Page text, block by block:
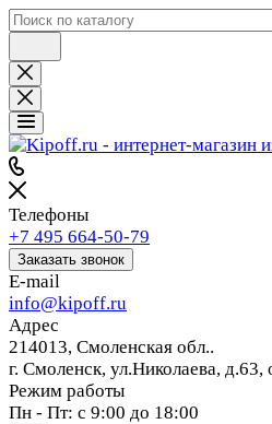
Телефоны
+7 495 664-50-79
Заказать звонок
E-mail
info@kipoff.ru
Адрес
214013, Смоленская обл..
г. Смоленск, ул.Николаева, д.63,
Режим работы
Пн - Пт: с 9:00 до 18:00